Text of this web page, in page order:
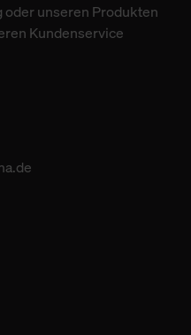
oder unseren Produkten
Kundenservice